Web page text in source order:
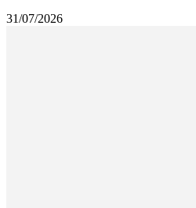
31/07/2026